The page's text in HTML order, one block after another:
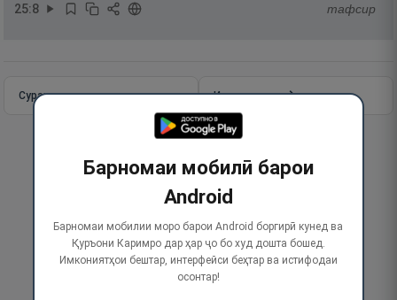
25:8 тафсир
Сураи пурра Идома додан
Барномаи мобилӣ барои
Android
Барномаи мобилии моро барои Android боргирӣ кунед ва
Қуръони Каримро дар ҳар ҷо бо худ дошта бошед.
Имкониятҳои бештар, интерфейси беҳтар ва истифодаи
осонтар!